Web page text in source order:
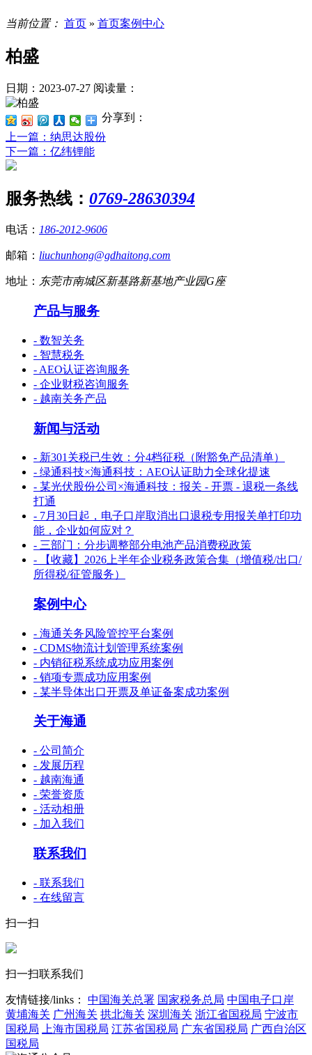
当前位置： 首页 » 首页案例中心
柏盛
日期：2023-07-27 阅读量：
分享到：
上一篇 ：纳思达股份
下一篇 ：亿纬锂能
服务热线： 0769-28630394
电话： 186-2012-9606
邮箱： liuchunhong@gdhaitong.com
地址： 东莞市南城区新基路新基地产业园G座
产品与服务
- 数智关务
- 智慧税务
- AEO认证咨询服务
- 企业财税咨询服务
- 越南关务产品
新闻与活动
- 新301关税已生效：分4档征税（附豁免产品清单）
- 绿通科技×海通科技：AEO认证助力全球化提速
- 某光伏股份公司×海通科技：报关 - 开票 - 退税一条线
打通
- 7月30日起，电子口岸取消出口退税专用报关单打印功
能，企业如何应对？
- 三部门：分步调整部分电池产品消费税政策
- 【收藏】2026上半年企业税务政策合集（增值税/出口/
所得税/征管服务）
案例中心
- 海通关务风险管控平台案例
- CDMS物流计划管理系统案例
- 内销征税系统成功应用案例
- 销项专票成功应用案例
- 某半导体出口开票及单证备案成功案例
关于海通
- 公司简介
- 发展历程
- 越南海通
- 荣誉资质
- 活动相册
- 加入我们
联系我们
- 联系我们
- 在线留言
扫一扫
扫一扫联系我们
友情链接/links： 中国海关总署 国家税务总局 中国电子口岸
黄埔海关 广州海关 拱北海关 深圳海关 浙江省国税局 宁波市
国税局
上海市国税局 江苏省国税局 广东省国税局 广西自治区
国税局